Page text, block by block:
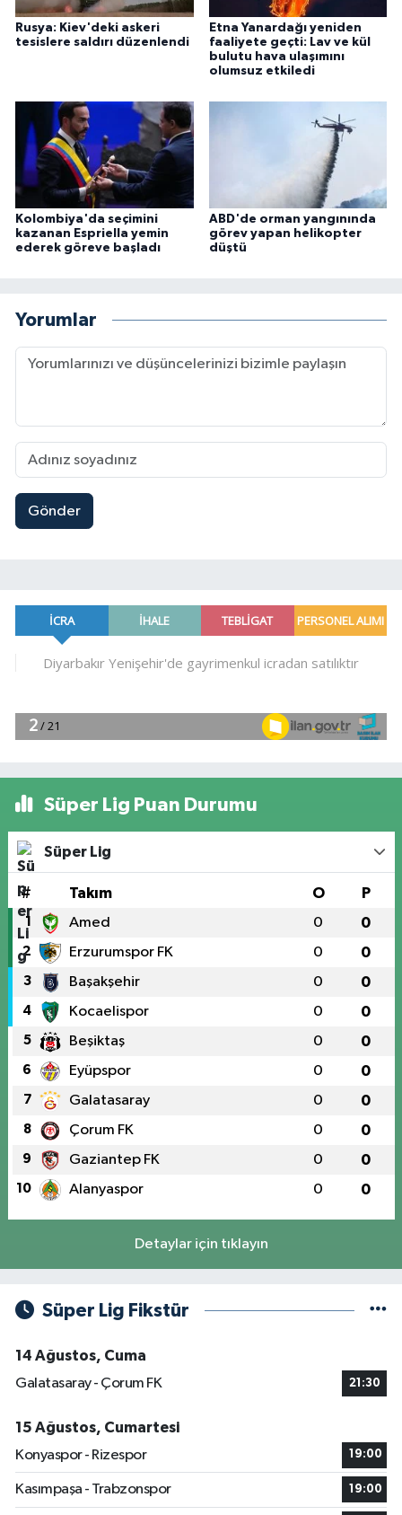
Rusya: Kiev'deki askeri
tesislere saldırı düzenlendi
Etna Yanardağı yeniden
faaliyete geçti: Lav ve kül
bulutu hava ulaşımını
olumsuz etkiledi
Kolombiya'da seçimini
kazanan Espriella yemin
ederek göreve başladı
ABD'de orman yangınında
görev yapan helikopter
düştü
Yorumlar
Gönder
Süper Lig Puan Durumu
Süper Lig
# Takım O P
1 Amed 0 0
2 Erzurumspor FK 0 0
3 Başakşehir 0 0
4 Kocaelispor 0 0
5 Beşiktaş 0 0
6 Eyüpspor 0 0
7 Galatasaray 0 0
8 Çorum FK 0 0
9 Gaziantep FK 0 0
10 Alanyaspor 0 0
Detaylar için tıklayın
Süper Lig Fikstür
14 Ağustos, Cuma
Galatasaray - Çorum FK
21:30
15 Ağustos, Cumartesi
Konyaspor - Rizespor
19:00
Kasımpaşa - Trabzonspor 19:00